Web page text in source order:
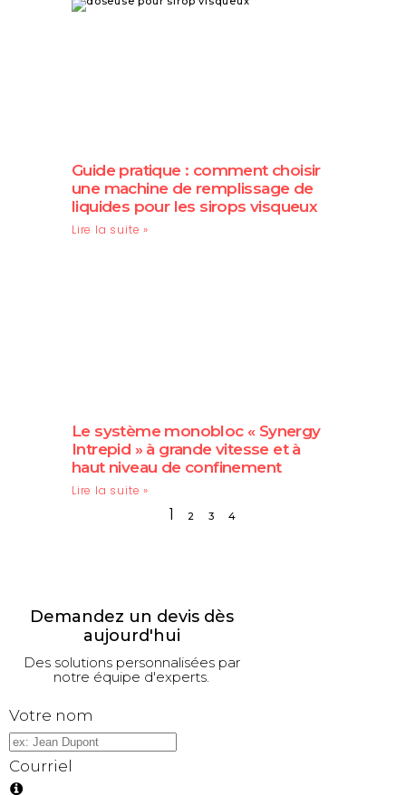
Guide pratique : comment choisir
une machine de remplissage de
liquides pour les sirops visqueux
Lire la suite »
Le système monobloc « Synergy
Intrepid » à grande vitesse et à
haut niveau de confinement
Lire la suite »
1 2 3 4
Demandez un devis dès
aujourd'hui
Des solutions personnalisées par
notre équipe d'experts.
Votre nom
Courriel